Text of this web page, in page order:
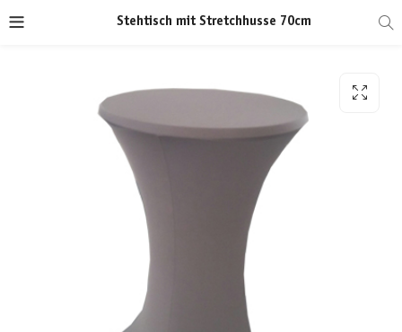
Stehtisch mit Stretchhusse 70cm